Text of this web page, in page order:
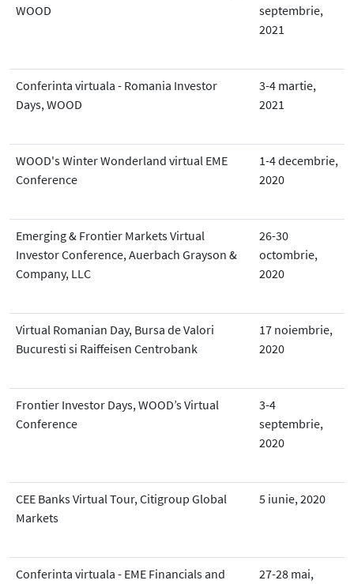
WOOD
septembrie,
2021
Conferinta virtuala - Romania Investor
Days, WOOD
3-4 martie,
2021
WOOD's Winter Wonderland virtual EME
Conference
1-4 decembrie,
2020
Emerging & Frontier Markets Virtual
Investor Conference, Auerbach Grayson &
Company, LLC
26-30
octombrie,
2020
Virtual Romanian Day, Bursa de Valori
Bucuresti si Raiffeisen Centrobank
17 noiembrie,
2020
Frontier Investor Days, WOOD’s Virtual
Conference
3-4
septembrie,
2020
CEE Banks Virtual Tour, Citigroup Global
Markets
5 iunie, 2020
Conferinta virtuala - EME Financials and
27-28 mai,